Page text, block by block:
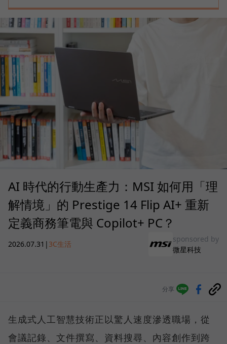
AI 時代的行動生產力：MSI 如何用「理
解情境」的 Prestige 14 Flip AI+ 重新
定義商務筆電與 Copilot+ PC？
2026.07.31 | 3C生活
sponsored by
微星科技
分享
生成式人工智慧技術正以驚人速度滲透職場，從
會議記錄、文件撰寫、資料搜尋、內容創作到跨